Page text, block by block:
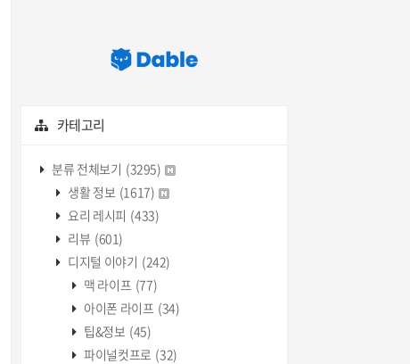
카테고리
분류 전체보기 (3295)
생활 정보 (1617)
요리 레시피 (433)
리뷰 (601)
디지털 이야기 (242)
맥 라이프 (77)
아이폰 라이프 (34)
팁&정보 (45)
파이널컷프로 (32)